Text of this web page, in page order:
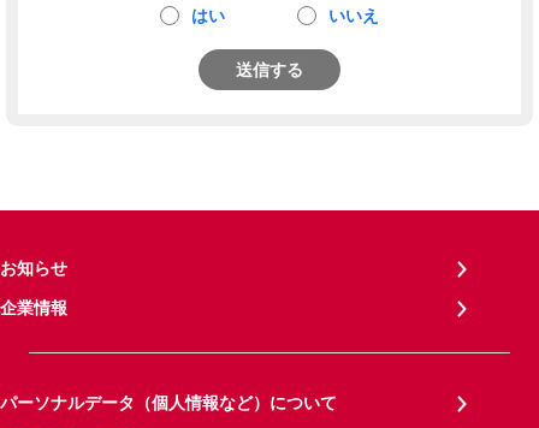
はい いいえ
送信する
お知らせ
企業情報
パーソナルデータ（個人情報など）について